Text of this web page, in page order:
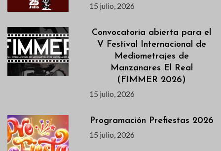
15 julio, 2026
Convocatoria abierta para el
V Festival Internacional de
Mediometrajes de
Manzanares El Real
(FIMMER 2026)
15 julio, 2026
Programación Prefiestas 2026
15 julio, 2026